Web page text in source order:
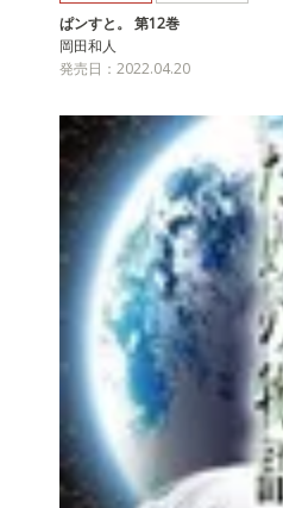
ぱンすと。 第12巻
岡田和人
発売日：2022.04.20